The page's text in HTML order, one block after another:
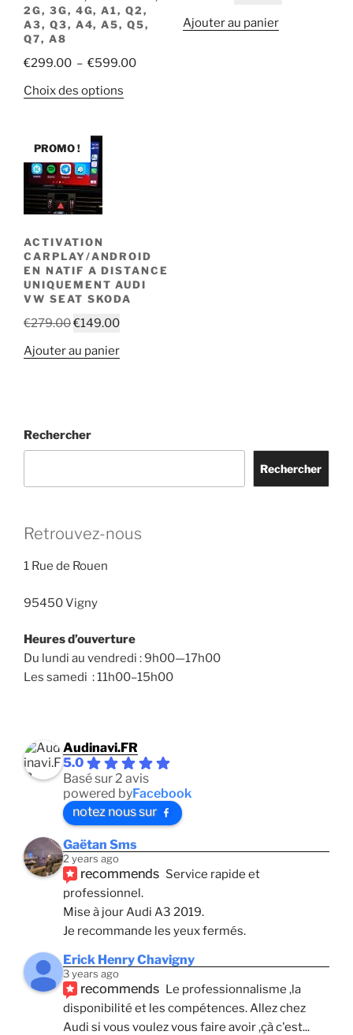
2G, 3G, 4G, A1, Q2,
A3, Q3, A4, A5, Q5,
Q7, A8
€299.00 – €599.00Plage
Choix des options
choisies
sur
la
initial
Ajouter au panier
PROMO !
ACTIVATION
CARPLAY/ANDROID
EN NATIF A DISTANCE
UNIQUEMENT AUDI
VW SEAT SKODA
€279.00Le
initial
€149.00Le
actuel
Ajouter au panier
Rechercher
Rechercher
Retrouvez-nous
1 Rue de Rouen
95450 Vigny
Heures d’ouverture
Du lundi au vendredi : 9h00—17h00
Les samedi : 11h00–15h00
Audinavi.FR
5.0
Basé sur 2 avis
powered byFacebook
notez nous sur
Gaëtan Sms
2 years ago
recommends Service rapide et
professionnel.
Mise à jour Audi A3 2019.
Je recommande les yeux fermés.
Erick Henry Chavigny
3 years ago
recommends Le professionnalisme ,la
disponibilité et les compétences. Allez chez
Audi si vous voulez vous faire avoir ,çà c'est